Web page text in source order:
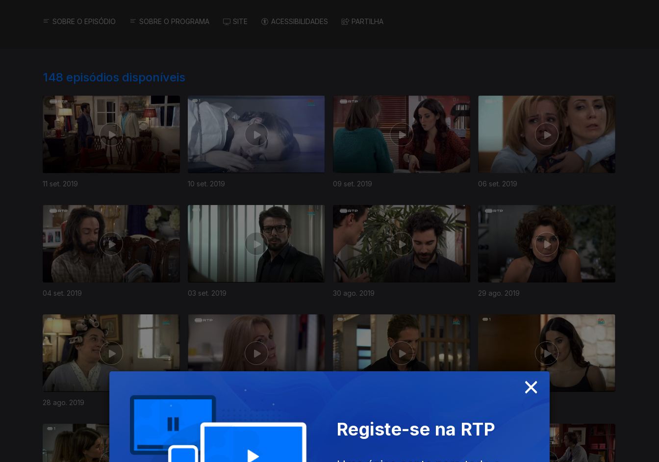
SOBRE O EPISÓDIO SOBRE O PROGRAMA SITE ACESSIBILIDADES PARTILHA
148 episódios disponíveis
11 set. 2019 10 set. 2019 09 set. 2019 06 set. 2019
04 set. 2019 03 set. 2019 30 ago. 2019 29 ago. 2019
28 ago. 2019 27 ago. 2019
424179
×
Registe-se na RTP